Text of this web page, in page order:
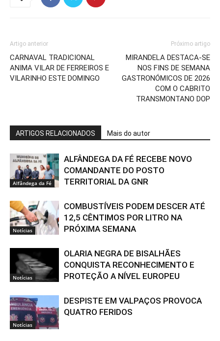
Artigo anterior
CARNAVAL TRADICIONAL
ANIMA VILAR DE FERREIROS E
VILARINHO ESTE DOMINGO
Próximo artigo
MIRANDELA DESTACA-SE
NOS FINS DE SEMANA
GASTRONÓMICOS DE 2026
COM O CABRITO
TRANSMONTANO DOP
ARTIGOS RELACIONADOS Mais do autor
Alfândega da Fé
ALFÂNDEGA DA FÉ RECEBE NOVO
COMANDANTE DO POSTO
TERRITORIAL DA GNR
Notícias
COMBUSTÍVEIS PODEM DESCER ATÉ
12,5 CÊNTIMOS POR LITRO NA
PRÓXIMA SEMANA
Notícias
OLARIA NEGRA DE BISALHÃES
CONQUISTA RECONHECIMENTO E
PROTEÇÃO A NÍVEL EUROPEU
Notícias
DESPISTE EM VALPAÇOS PROVOCA
QUATRO FERIDOS